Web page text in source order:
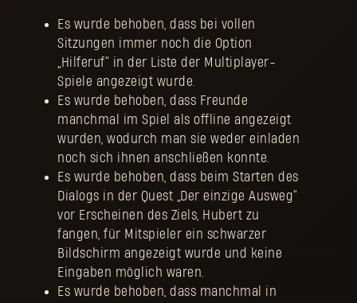
Es wurde behoben, dass bei vollen
Sitzungen immer noch die Option
„Hilferuf“ in der Liste der Multiplayer-
Spiele angezeigt wurde.
Es wurde behoben, dass Freunde
manchmal im Spiel als offline angezeigt
wurden, wodurch man sie weder einladen
noch sich ihnen anschließen konnte.
Es wurde behoben, dass beim Starten des
Dialogs in der Quest „Der einzige Ausweg“
vor Erscheinen des Ziels, Hubert zu
fangen, für Mitspieler ein schwarzer
Bildschirm angezeigt wurde und keine
Eingaben möglich waren.
Es wurde behoben, dass manchmal in